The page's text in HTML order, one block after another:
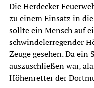
Die Herdecker
zu einem Einsatz in
sollte ein Mensch auf
schwindelerregender
Zeuge gesehen. Da
auszuschließen war,
Höhenretter der